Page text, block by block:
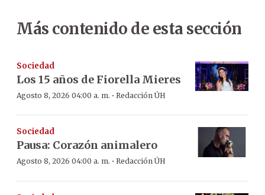
Más contenido de esta sección
Sociedad
Los 15 años de Fiorella Mieres
Agosto 8, 2026 04:00 a. m. · Redacción ÚH
Sociedad
Pausa: Corazón animalero
Agosto 8, 2026 04:00 a. m. · Redacción ÚH